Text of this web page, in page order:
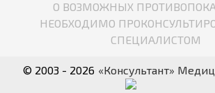
О ВОЗМОЖНЫХ
НЕОБХОДИМО
СПЕЦИАЛИСТОМ
© 2003 - 2026 «Консультант»